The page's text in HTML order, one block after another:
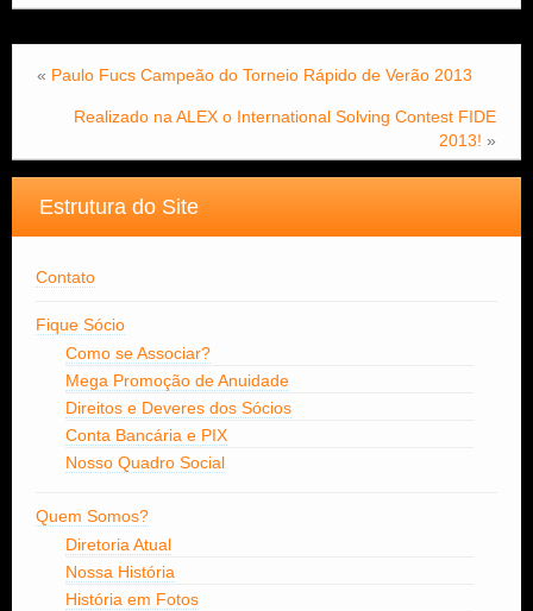
« Paulo Fucs Campeão do Torneio Rápido de Verão 2013
Realizado na ALEX o International Solving Contest FIDE
2013! »
Estrutura do Site
Contato
Fique Sócio
Como se Associar?
Mega Promoção de Anuidade
Direitos e Deveres dos Sócios
Conta Bancária e PIX
Nosso Quadro Social
Quem Somos?
Diretoria Atual
Nossa História
História em Fotos